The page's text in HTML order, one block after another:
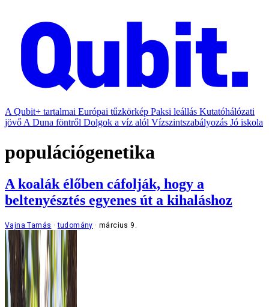
A Qubit+ tartalmai Európai tűzkörkép Paksi leállás Kutatóhálózati
jövő A Duna föntről Dolgok a víz alól Vízszintszabályozás Jó iskola
populációgenetika
A koalák élőben cáfolják, hogy a
beltenyésztés egyenes út a kihaláshoz
Vajna Tamás tudomány március 9.